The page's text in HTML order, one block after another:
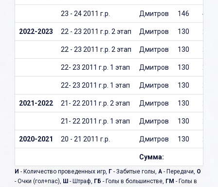
23 - 24 2011 г.р. Дмитров 146 40
2022-2023 22 - 23 2011 г.р. 2 этап Дмитров 130 27
22 - 23 2011 г.р. 2 этап Дмитров 130 27
22- 23 2011 г.р. 1 этап Дмитров 130 27
22- 23 2011 г.р. 1 этап Дмитров 130 27
2021-2022 21- 22 2011 г.р. 2 этап Дмитров 130 27
21- 22 2011 г.р. 1 этап Дмитров 130 27
2020-2021 20 - 21 2011 г.р. Дмитров 130 27
Сумма:
И - Количество проведенных игр, Г - Забитые голы, А - Передачи, О
- Очки (гол+пас), Ш - Штраф, ГБ - Голы в большинстве, ГМ - Голы в